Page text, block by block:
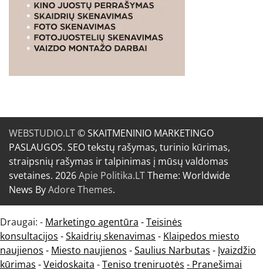
WEBSTUDIO.LT© SKAITMENINIO MARKETINGO
PASLAUGOS. SEO tekstų rašymas, turinio kūrimas,
straipsnių rašymas ir talpinimas į mūsų valdomas
svetaines. 2026Apie Politika.LTTheme: Worldwide
News ByAdore Themes.
Draugai: - Marketingo agentūra -Teisinės
konsultacijos -Skaidrių skenavimas - Klaipedos miesto
naujienos - Miesto naujienos -Saulius Narbutas - Įvaizdžio
kūrimas -Veidoskaita -Teniso treniruotės - Pranešimai